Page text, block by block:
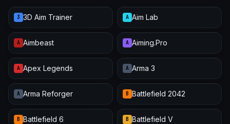
3 3D Aim Trainer A Aim Lab
A Aimbeast A Aiming.Pro
A Apex Legends A Arma 3
A Arma Reforger B Battlefield 2042
B Battlefield 6 B Battlefield V